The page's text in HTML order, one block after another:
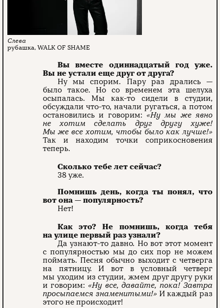
рубашка, WALK OF SHAME
Вы вместе одиннадцатый год уже.
Вы не устали еще друг от друга?
Ну мы спорим. Пару раз дрались —
было такое. Но со временем эта шелуха
осыпалась. Мы как-то сидели в студии,
обсуждали что-то, начали ругаться, а потом
остановились и говорим: «Ну мы же явно
не хотим сделать друг другу хуже!
Мы же все хотим, чтобы было как лучше!»
Так и находим точки соприкосновения
теперь.
Сколько тебе лет сейчас?
38 уже.
Помнишь день, когда ты понял, что
вот она — популярность?
Нет!
Как это? Не помнишь, когда тебя
на улице первый раз узнали?
Да узнают-то давно. Но вот этот момент
с популярностью мы до сих пор не можем
поймать. Песня обычно выходит с четверга
на пятницу. И вот в условный четверг
мы уходим из студии, жмем друг другу руки
и говорим: «Ну все, давайте, пока! Завтра
просыпаемся знаменитыми!» И каждый раз
этого не происходит!